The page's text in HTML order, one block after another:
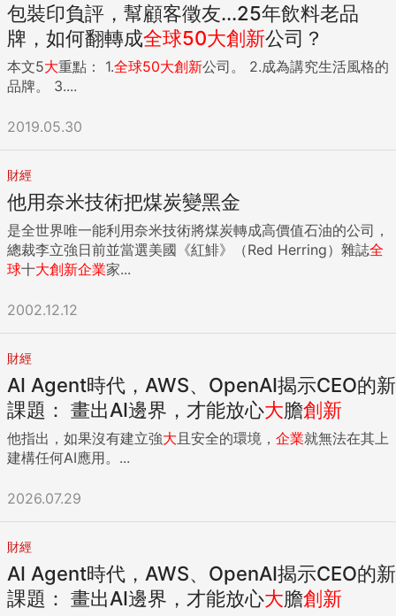
包裝印負評，幫顧客徵友...25年飲料老品
牌，如何翻轉成全球50大創新公司？
本文5大重點： 1.全球50大創新公司。 2.成為講究生活風格的
品牌。 3....
2019.05.30
財經
他用奈米技術把煤炭變黑金
是全世界唯一能利用奈米技術將煤炭轉成高價值石油的公司，
總裁李立強日前並當選美國《紅鯡》（Red Herring）雜誌全
球十大創新企業家...
2002.12.12
財經
AI Agent時代，AWS、OpenAI揭示CEO的新
課題： 畫出AI邊界，才能放心大膽創新
他指出，如果沒有建立強大 且安全的環境， 企業就無法在其上
建構任何AI應用。...
2026.07.29
財經
AI Agent時代，AWS、OpenAI揭示CEO的新
課題： 畫出AI邊界，才能放心大膽創新